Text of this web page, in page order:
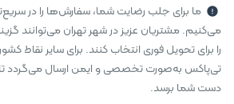
ما برای جلب رضایت شما، سفارش‌ها را در
می‌کنیم. مشتریان عزیز در شهر تهران می‌توانند
را برای تحویل فوری انتخاب کنند. برای سایر نقاط
تی‌پاکس به‌صورت تخصصی و ایمن ارسال می‌گردد تا
دست شما برسد.